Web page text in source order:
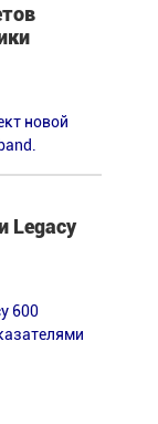
новой
Legacy
600